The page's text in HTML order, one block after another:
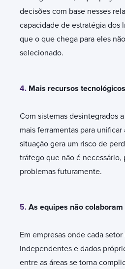
decisões com base nesses
capacidade de estratégia dos
que o que chega para eles
selecionado.
4. Mais recursos
Com sistemas desintegrados
mais ferramentas para unificar
situação gera um risco de
tráfego que não é necessário,
problemas futuramente.
5. As equipes não
Em empresas onde cada
independentes e dados
entre as áreas se torna